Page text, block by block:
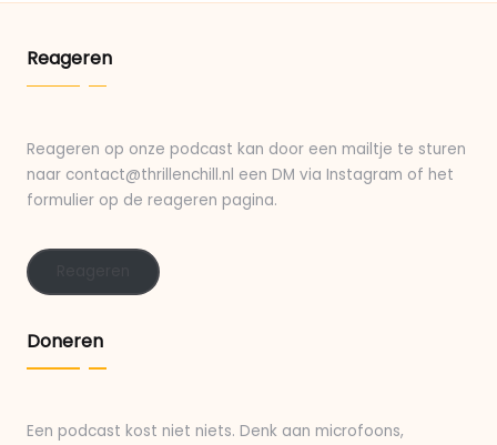
Reageren
Reageren op onze podcast kan door een mailtje te sturen
naar contact@thrillenchill.nl een DM via Instagram of het
formulier op de reageren pagina.
Doneren
Een podcast kost niet niets. Denk aan microfoons,